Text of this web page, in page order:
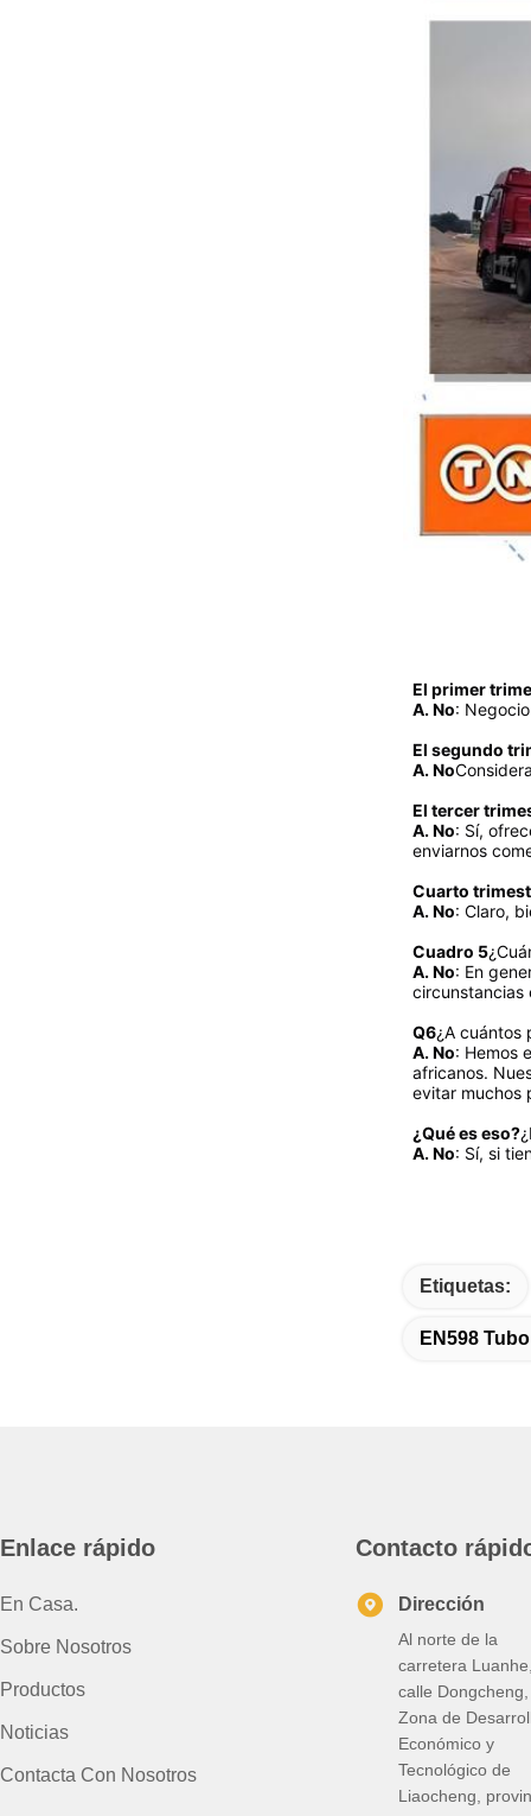
El primer
A. No:
El segundo
A. No
El tercer
A. No: Sí,
enviarnos
Cuarto
A. No: Claro,
Cuadro 5
A. No: En
circunstancias
Q6¿A cuántos
A. No: Hemos
africanos.
evitar muchos
¿Qué es eso?
A. No: Sí, si
Etiquetas:
EN598
Enlace rápido
En Casa.
Sobre Nosotros
Productos
Noticias
Contacta Con Nosotros
Contacto
Dirección
Al norte de la
carretera
calle Dongcheng,
Zona de
Económico y
Tecnológico de
Liaocheng,